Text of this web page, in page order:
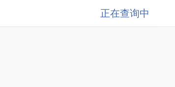
正在查询中